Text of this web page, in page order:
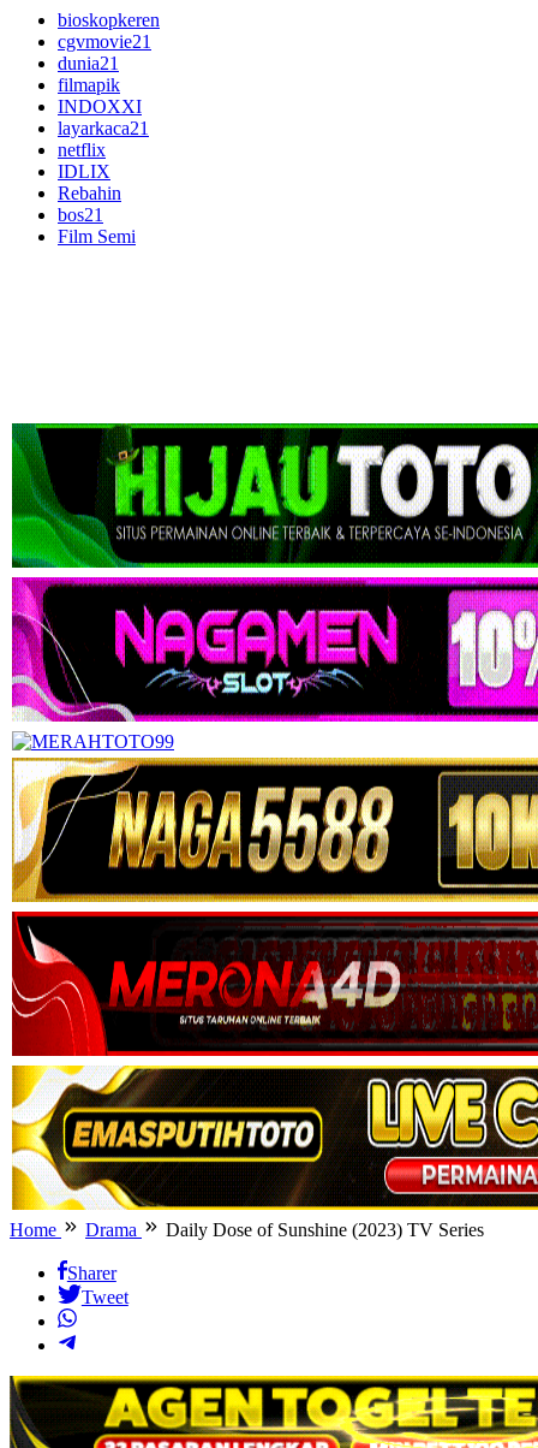
bioskopkeren
cgvmovie21
dunia21
filmapik
INDOXXI
layarkaca21
netflix
IDLIX
Rebahin
bos21
Film Semi
Home Drama Daily Dose of Sunshine (2023) TV Series
Sharer
Tweet